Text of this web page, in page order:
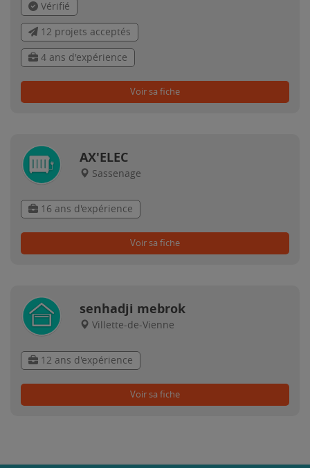
Vérifié
12 projets acceptés
4 ans d'expérience
Voir sa fiche
AX'ELEC
Sassenage
16 ans d'expérience
Voir sa fiche
senhadji mebrok
Villette-de-Vienne
12 ans d'expérience
Voir sa fiche